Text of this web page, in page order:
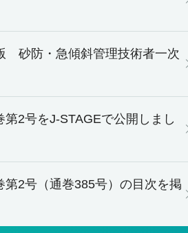
砂防・急傾斜管理技術者一次
2号をJ-STAGEで公開しまし
第2号（通巻385号）の目次を掲